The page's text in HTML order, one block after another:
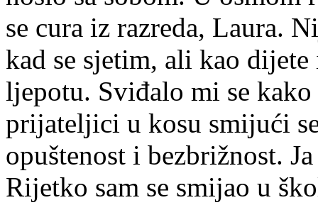
se cura iz razreda, Laura.
kad se sjetim, ali kao
ljepotu. Sviđalo mi se
prijateljici u kosu smijući
opuštenost i bezbrižnost.
Rijetko sam se smijao u